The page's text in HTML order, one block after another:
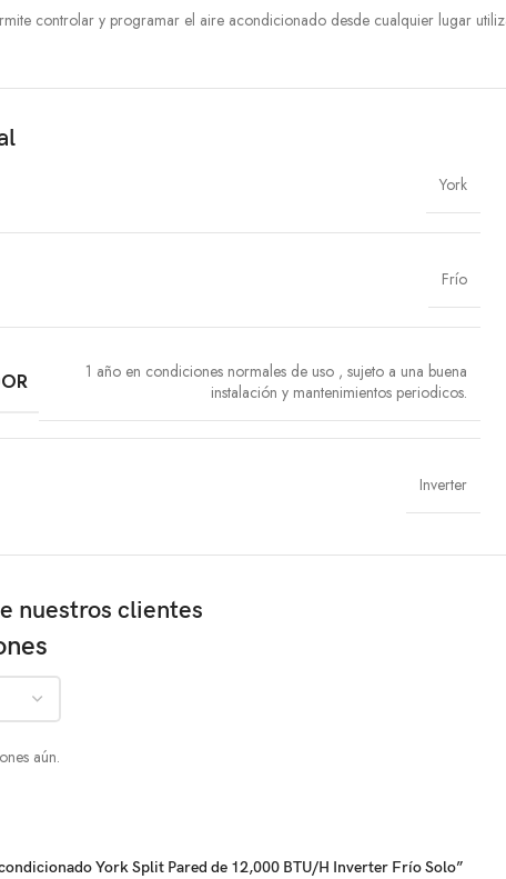
controlar y programar el aire acondicionado desde cualquier lugar
York
Frío
1 año en condiciones normales de uso , sujeto a una buena
instalación y mantenimientos periodicos.
Inverter
nuestros clientes
aún.
York Split Pared de 12,000 BTU/H Inverter Frío Solo”